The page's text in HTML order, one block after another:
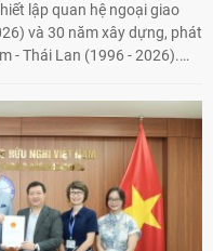
lập quan hệ ngoại giao
và 30 năm xây dựng, phát
- Thái Lan (1996 - 2026).
mở rộng hoạt động từ
nối địa phương, doanh
hệ trẻ, góp phần tăng
nhân dân hai nước.